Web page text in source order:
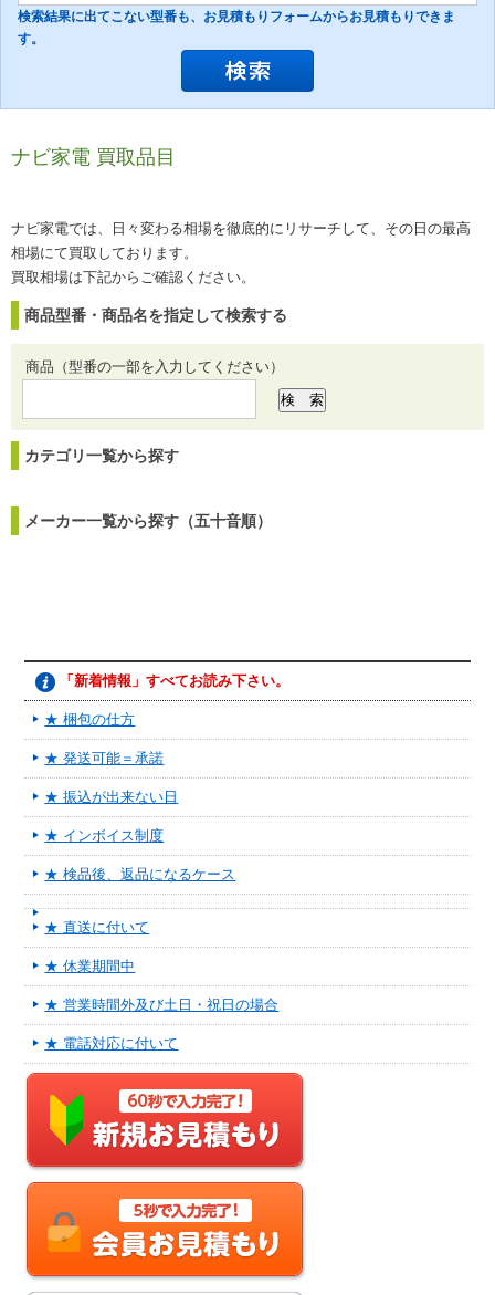
検索結果に出てこない型番も、お見積もりフォームからお見積もりできま
す。
ナビ家電 買取品目
ナビ家電では、日々変わる相場を徹底的にリサーチして、その日の最高
相場にて買取しております。
買取相場は下記からご確認ください。
商品型番・商品名を指定して検索する
商品（型番の一部を入力してください）
カテゴリ一覧から探す
メーカー一覧から探す（五十音順）
「新着情報」すべてお読み下さい。
★ 梱包の仕方
★ 発送可能＝承諾
★ 振込が出来ない日
★ インボイス制度
★ 検品後、返品になるケース
★ 直送に付いて
★ 休業期間中
★ 営業時間外及び土日・祝日の場合
★ 電話対応に付いて